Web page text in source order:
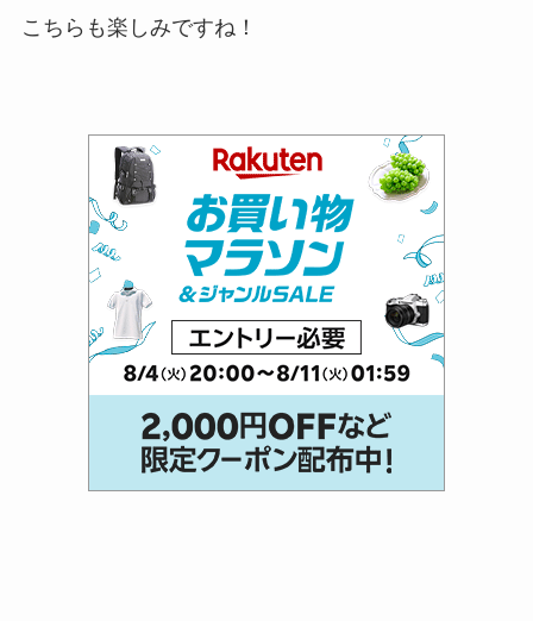
こちらも楽しみですね！